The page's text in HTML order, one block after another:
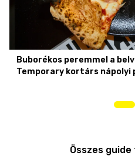
Buborékos peremmel a
Temporary kortárs nápolyi
Összes